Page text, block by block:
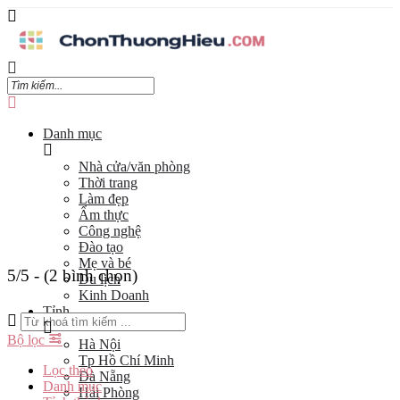
Danh mục
Nhà cửa/văn phòng
Thời trang
Làm đẹp
Ẩm thực
Công nghệ
Đào tạo
Mẹ và bé
Du lịch
Kinh Doanh
Tỉnh
Hà Nội
Tp Hồ Chí Minh
Đà Nẵng
Hải Phòng
5/5 - (2 bình chọn)
Bộ lọc
Lọc theo
Danh mục